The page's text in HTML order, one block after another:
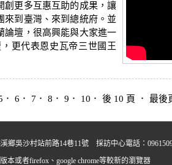
創更多互惠互助的成果，讓
來到臺灣、來到總統府。並
論壇，很高興能與大家進一
更代表恩史瓦帝三世國王
． 6 ． 7 ． 8 ． 9 ． 10 ． 後 10 頁 ． 最後
鄉吳沙村站前路14巷11號 採訪中心電話：
本或者firefox、google chrome等較新的瀏覽器